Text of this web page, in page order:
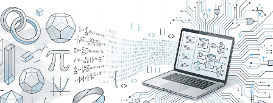
Skip
to
content